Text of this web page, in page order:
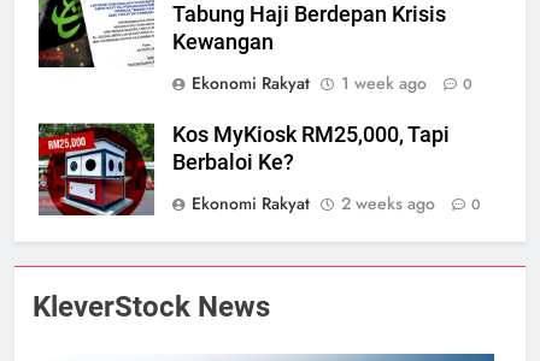
Tabung Haji Berdepan Krisis
Kewangan
Ekonomi Rakyat
1 week ago 0
Kos MyKiosk RM25,000, Tapi
Berbaloi Ke?
Ekonomi Rakyat
2 weeks ago 0
KleverStock News